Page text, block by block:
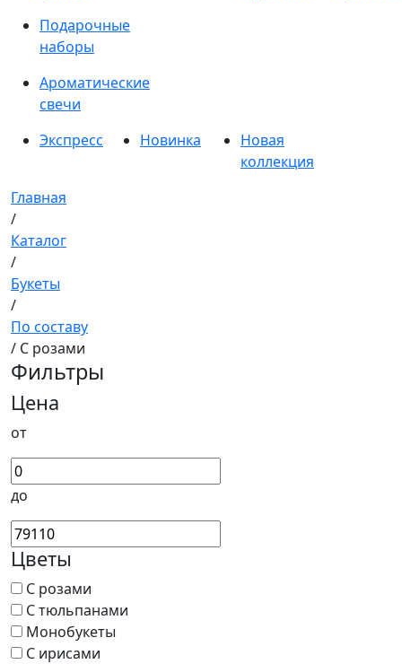
Подарочные
наборы
Ароматические
свечи
Экспресс
Новинка
Новая
коллекция
Главная
/
Каталог
/
Букеты
/
По составу
/ С розами
Фильтры
Цена
от
до
Цветы
С розами
С тюльпанами
Монобукеты
С ирисами